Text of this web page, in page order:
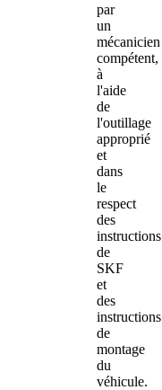
par
un
mécanicien
compétent,
à
l'aide
de
l'outillage
approprié
et
dans
le
respect
des
instructions
de
SKF
et
des
instructions
de
montage
du
véhicule.